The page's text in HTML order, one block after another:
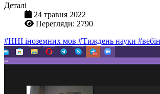
Деталі
24 травня 2022
Перегляди: 2790
#ННІ іноземних мов #Тиждень науки